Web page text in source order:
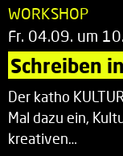
WORKSHOP
Fr. 04.09. um
Schreiben
Der katho
Mal dazu ein,
kreativen…